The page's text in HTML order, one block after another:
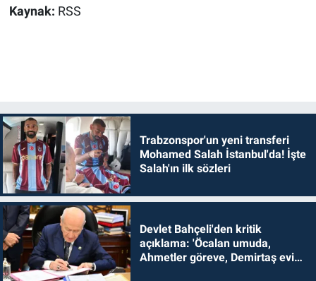
Kaynak: RSS
Trabzonspor'un yeni transferi
Mohamed Salah İstanbul'da! İşte
Salah'ın ilk sözleri
Devlet Bahçeli'den kritik
açıklama: 'Öcalan umuda,
Ahmetler göreve, Demirtaş evine